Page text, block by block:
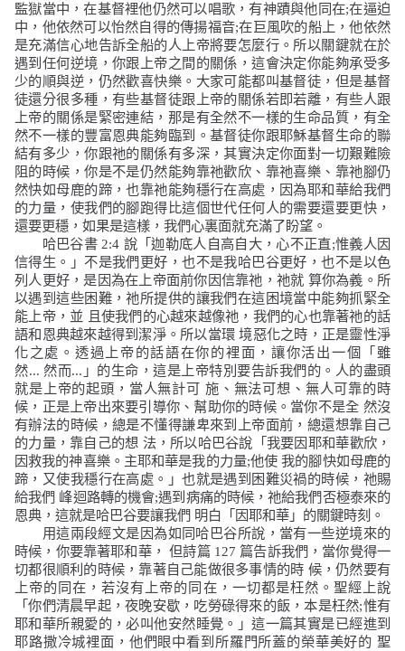
監獄當中，在基督裡他仍然可以唱歌，有神蹟與他同在;在逼迫
中，他依然可以怡然自得的傳揚福音;在巨風吹的船上，他依然
是充滿信心地告訴全船的人上帝將要怎麼行。所以關鍵就在於
遇到任何逆境，你跟上帝之間的關係，這會決定你能夠承受多
少的順與逆，仍然歡喜快樂。大家可能都叫基督徒，但是基督
徒還分很多種，有些基督徒跟上帝的關係若即若離，有些人跟
上帝的關係是緊密連結，那是有全然不一樣的生命品質，有全
然不一樣的豐富恩典能夠臨到。基督徒你跟耶穌基督生命的聯
結有多少，你跟祂的關係有多深，其實決定你面對一切艱難險
阻的時候，你是不是仍然能夠靠祂歡欣、靠祂喜樂、靠祂腳仍
然快如母鹿的蹄，也靠祂能夠穩行在高處，因為耶和華給我們
的力量，使我們的腳跑得比這個世代任何人的需要還要更快，
還要更穩，如果是這樣，我們心裏面就充滿了盼望。
哈巴谷書 2:4 說「迦勒底人自高自大，心不正直;惟義人因
信得生。 」不是我們更好，也不是我哈巴谷更好，也不是以色
列人更好，是因為在上帝面前你因信靠祂，祂就 算你為義。所
以遇到這些困難，祂所提供的讓我們在這困境當中能夠抓緊全
能上帝，並 且使我們的心越來越像祂，我們的心也靠著祂的話
語和恩典越來越得到潔淨。所以當環 境惡化之時，正是靈性淨
化之處。透過上帝的話語在你的裡面，讓你活出一個「雖
然... 然而... 」的生命，這是上帝特別要告訴我們的。人的盡頭
就是上帝的起頭，當人無計可 施、無法可想、無人可靠的時
候，正是上帝出來要引導你、幫助你的時候。當你不是全 然沒
有辦法的時候，總是不懂得謙卑來到上帝面前，總還想靠自己
的力量，靠自己的想 法，所以哈巴谷說「我要因耶和華歡欣，
因救我的神喜樂。主耶和華是我的力量;他使 我的腳快如母鹿的
蹄，又使我穩行在高處。 」也就是遇到困難災禍的時候，祂賜
給我們 峰迴路轉的機會;遇到病痛的時候，祂給我們否極泰來的
恩典，這就是哈巴谷要讓我們 明白「因耶和華」的關鍵時刻。
用這兩段經文是因為如同哈巴谷所說，當有一些逆境來的
時候，你要靠著耶和華，
但詩篇127 篇告訴我們，當你覺得一
切都很順利的時候，靠著自己能做很多事情的時 候，仍然要有
上帝的同在，若沒有上帝的同在，一切都是枉然。聖經上說
「你們清晨早起，夜晚安歇，吃勞碌得來的飯，本是枉然;惟有
耶和華所親愛的，必叫他安然睡覺。 」這一篇其實是已經進到
耶路撒冷城裡面，他們眼中看到所羅門所蓋的榮華美好的 聖